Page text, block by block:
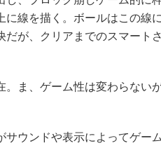
線を描く。ボールはこの線
が、クリアまでのスマート
ま、ゲーム性は変わらない
ウンドや表示によってゲー